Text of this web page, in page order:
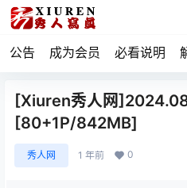
公告 成为会员 必看说明
[Xiuren秀人网
[80+1P/842MB]
秀人网 1 年前 0